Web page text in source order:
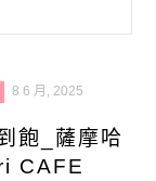
8 6 月, 2025
飽_薩摩哈
CAFE